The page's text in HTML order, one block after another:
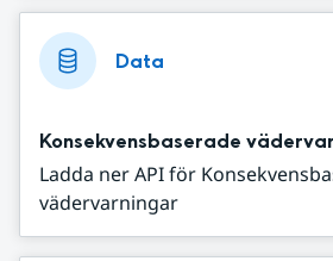
Data
Konsekvensbaserade
Ladda ner API för
vädervarningar